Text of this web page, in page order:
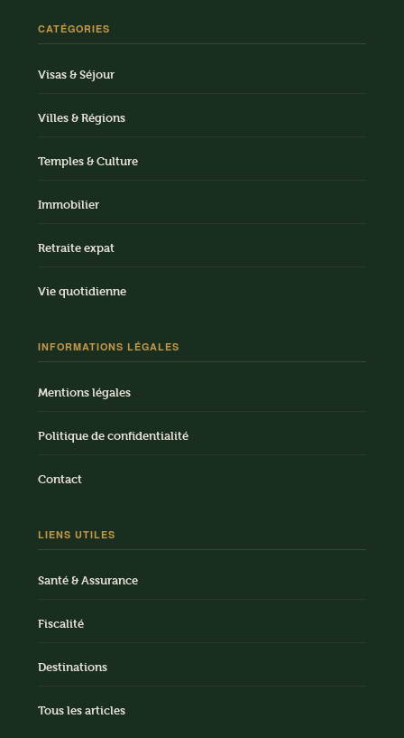
CATÉGORIES
Visas & Séjour
Villes & Régions
Temples & Culture
Immobilier
Retraite expat
Vie quotidienne
INFORMATIONS LÉGALES
Mentions légales
Politique de confidentialité
Contact
LIENS UTILES
Santé & Assurance
Fiscalité
Destinations
Tous les articles